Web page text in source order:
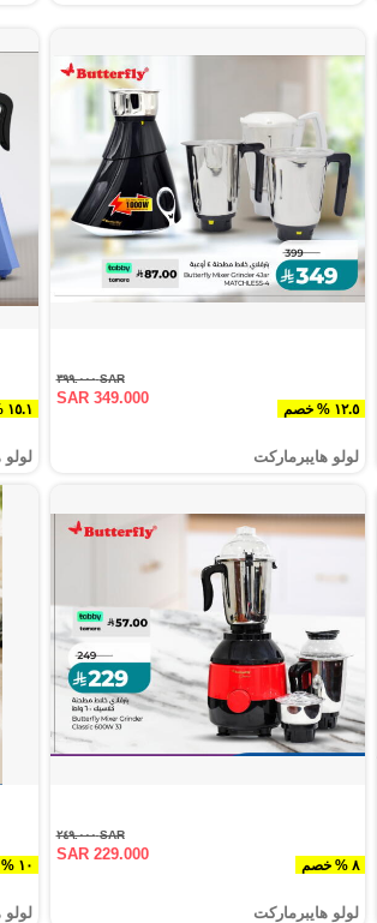
١٢.٥ % خصم
SAR ٣٩٩.٠٠٠
SAR 349.000
لولو هايبرماركت
١٥.١ % خصم
لولو
٨ % خصم
SAR ٢٤٩.٠٠٠
SAR 229.000
لولو هايبرماركت
١٠ % خصم
لولو